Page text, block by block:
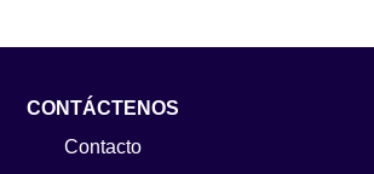
CONTÁCTENOS
Contacto